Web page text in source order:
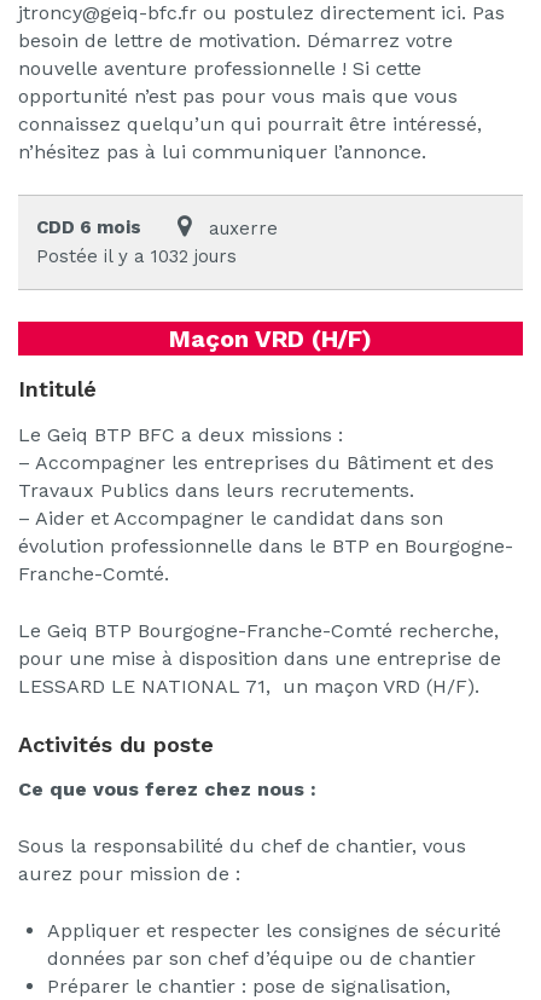
jtroncy@geiq-bfc.fr ou postulez directement ici. Pas
besoin de lettre de motivation. Démarrez votre
nouvelle aventure professionnelle ! Si cette
opportunité n’est pas pour vous mais que vous
connaissez quelqu’un qui pourrait être intéressé,
n’hésitez pas à lui communiquer l’annonce.
CDD 6 mois
auxerre
Postée il y a 1032 jours
Maçon VRD (H/F)
Intitulé
Le Geiq BTP BFC a deux missions :
– Accompagner les entreprises du Bâtiment et des
Travaux Publics dans leurs recrutements.
– Aider et Accompagner le candidat dans son
évolution professionnelle dans le BTP en Bourgogne-
Franche-Comté.
Le Geiq BTP Bourgogne-Franche-Comté recherche,
pour une mise à disposition dans une entreprise de
LESSARD LE NATIONAL 71, un maçon VRD (H/F).
Activités du poste
Ce que vous ferez chez nous :
Sous la responsabilité du chef de chantier, vous
aurez pour mission de :
Appliquer et respecter les consignes de sécurité
données par son chef d’équipe ou de chantier
Préparer le chantier : pose de signalisation,